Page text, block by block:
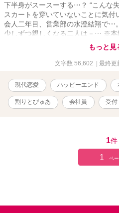
下半身がスースーする⋯？ “こんな
スカートを穿いていないことに気
会人二年目、営業部の水澄結翔で⋯
少しずつ親しくなる二人は－⋯ ※本
ありとなっております。 ※他サイト
もっと見
文字数 56,602 | 最終
現代恋愛 ハッピーエンド
割りとぴゅあ 会社員 受付
1件
1 ペ